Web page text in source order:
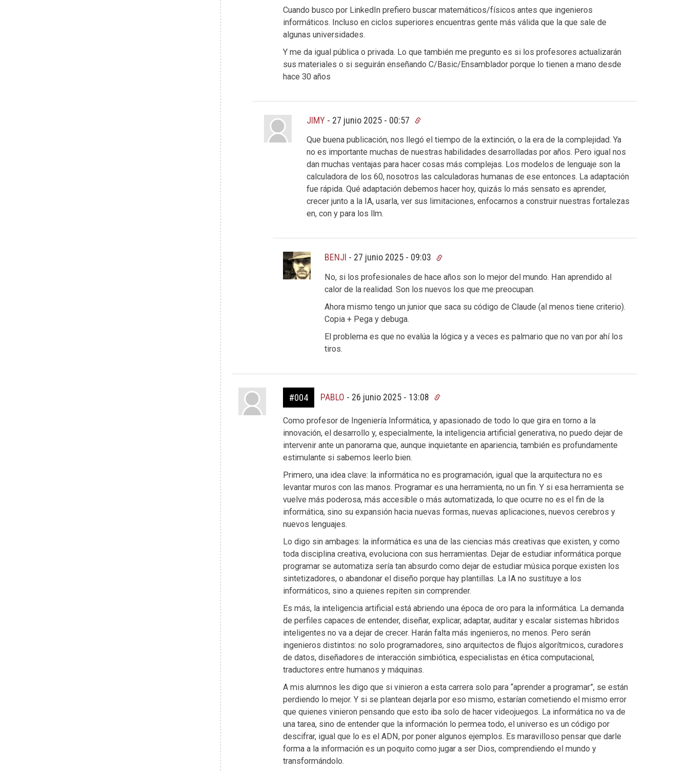
Cuando busco por LinkedIn prefiero buscar matemáticos/físicos antes que ingenieros
informáticos. Incluso en ciclos superiores encuentras gente más válida que la que sale de
algunas universidades.
Y me da igual pública o privada. Lo que también me pregunto es si los profesores actualizarán
sus materiales o si seguirán enseñando C/Basic/Ensamblador porque lo tienen a mano desde
hace 30 años
JIMY - 27 junio 2025 - 00:57
Que buena publicación, nos llegó el tiempo de la extinción, o la era de la complejidad. Ya
no es importante muchas de nuestras habilidades desarrolladas por años. Pero igual nos
dan muchas ventajas para hacer cosas más complejas. Los modelos de lenguaje son la
calculadora de los 60, nosotros las calculadoras humanas de ese entonces. La adaptación
fue rápida. Qué adaptación debemos hacer hoy, quizás lo más sensato es aprender,
crecer junto a la IA, usarla, ver sus limitaciones, enfocarnos a construir nuestras fortalezas
en, con y para los llm.
BENJI - 27 junio 2025 - 09:03
No, si los profesionales de hace años son lo mejor del mundo. Han aprendido al
calor de la realidad. Son los nuevos los que me preocupan.
Ahora mismo tengo un junior que saca su código de Claude (al menos tiene criterio).
Copia + Pega y debuga.
El problema es que no evalúa la lógica y a veces es palmario que no van por ahí los
tiros.
#004 PABLO - 26 junio 2025 - 13:08
Como profesor de Ingeniería Informática, y apasionado de todo lo que gira en torno a la
innovación, el desarrollo y, especialmente, la inteligencia artificial generativa, no puedo dejar de
intervenir ante un panorama que, aunque inquietante en apariencia, también es profundamente
estimulante si sabemos leerlo bien.
Primero, una idea clave: la informática no es programación, igual que la arquitectura no es
levantar muros con las manos. Programar es una herramienta, no un fin. Y si esa herramienta se
vuelve más poderosa, más accesible o más automatizada, lo que ocurre no es el fin de la
informática, sino su expansión hacia nuevas formas, nuevas aplicaciones, nuevos cerebros y
nuevos lenguajes.
Lo digo sin ambages: la informática es una de las ciencias más creativas que existen, y como
toda disciplina creativa, evoluciona con sus herramientas. Dejar de estudiar informática porque
programar se automatiza sería tan absurdo como dejar de estudiar música porque existen los
sintetizadores, o abandonar el diseño porque hay plantillas. La IA no sustituye a los
informáticos, sino a quienes repiten sin comprender.
Es más, la inteligencia artificial está abriendo una época de oro para la informática. La demanda
de perfiles capaces de entender, diseñar, explicar, adaptar, auditar y escalar sistemas híbridos
inteligentes no va a dejar de crecer. Harán falta más ingenieros, no menos. Pero serán
ingenieros distintos: no solo programadores, sino arquitectos de flujos algorítmicos, curadores
de datos, diseñadores de interacción simbiótica, especialistas en ética computacional,
traductores entre humanos y máquinas.
A mis alumnos les digo que si vinieron a esta carrera solo para “aprender a programar”, se están
perdiendo lo mejor. Y si se plantean dejarla por eso mismo, estarían cometiendo el mismo error
que quienes vinieron pensando que esto iba solo de hacer videojuegos. La informática no va de
una tarea, sino de entender que la información lo permea todo, el universo es un código por
descifrar, igual que lo es el ADN, por poner algunos ejemplos. Es maravilloso pensar que darle
forma a la información es un poquito como jugar a ser Dios, comprendiendo el mundo y
transformándolo.